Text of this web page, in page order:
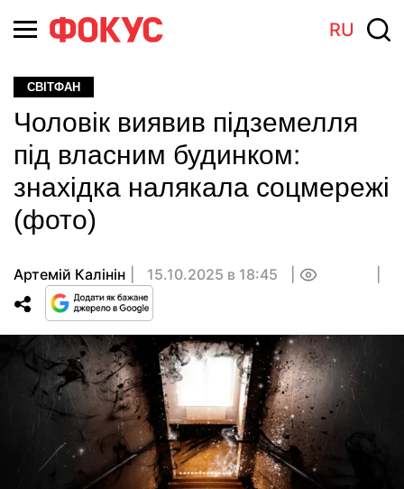
RU
СВІТФАН
Чоловік виявив підземелля
під власним будинком:
знахідка налякала соцмережі
(фото)
Артемій Калінін 15.10.2025 в 18:45